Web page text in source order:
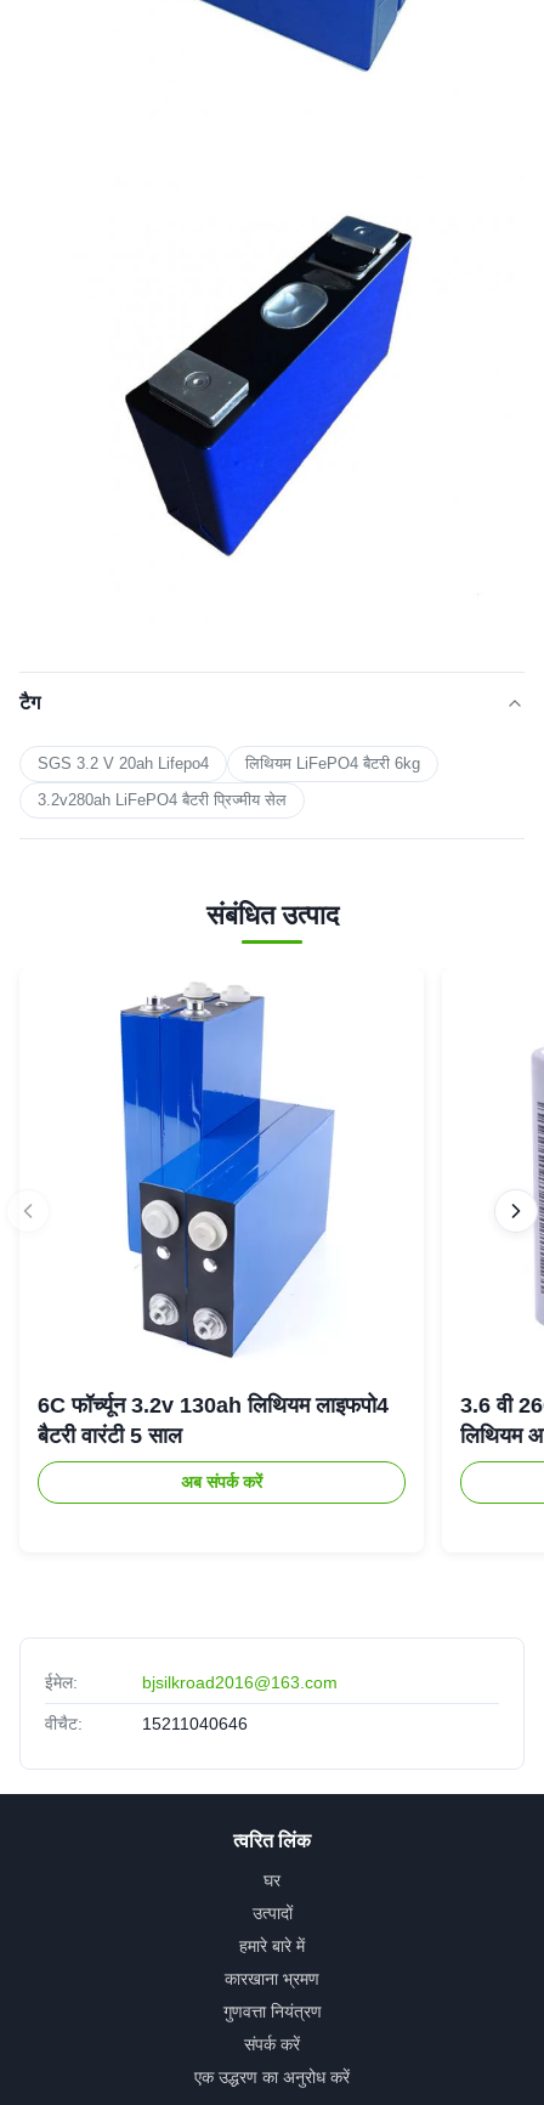
टैग
SGS 3.2 V 20ah Lifepo4
लिथियम LiFePO4 बैटरी 6kg
3.2v280ah LiFePO4 बैटरी प्रिज्मीय सेल
संबंधित उत्पाद
6C फॉर्च्यून 3.2v 130ah लिथियम लाइफपो4
बैटरी वारंटी 5 साल
अब संपर्क करें
3.6 वी
लिथियम
ईमेल: bjsilkroad2016@163.com
वीचैट: 15211040646
त्वरित लिंक
घर
उत्पादों
हमारे बारे में
कारखाना भ्रमण
गुणवत्ता नियंत्रण
संपर्क करें
एक उद्धरण का अनुरोध करें